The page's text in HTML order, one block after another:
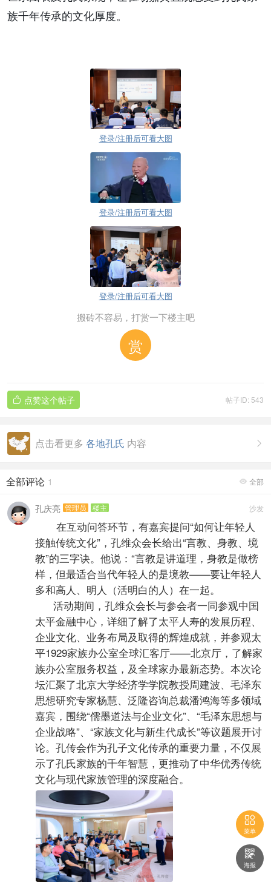
族千年传承的文化厚度。
登录/注册后可看大图
登录/注册后可看大图
登录/注册后可看大图
搬砖不容易，打赏一下楼主吧
赏
帖子ID: 543
 点赞这个帖子

点击看更多 各地孔氏 内容
 全部
全部评论 1
沙发
孔庆亮 管理员 楼主
在互动问答环节，有嘉宾提问“如何让年轻人
接触传统文化”，孔维众会长给出“言教、身教、境
教”的三字诀。他说：“言教是讲道理，身教是做榜
样，但最适合当代年轻人的是境教——要让年轻人
多和高人、明人（活明白的人）在一起。
活动期间，孔维众会长与参会者一同参观中国
太平金融中心，详细了解了太平人寿的发展历程、
企业文化、业务布局及取得的辉煌成就，并参观太
平1929家族办公室全球汇客厅——北京厅，了解家
族办公室服务权益，及全球家办最新态势。本次论
坛汇聚了北京大学经济学学院教授周建波、毛泽东
思想研究专家杨慧、泛隆咨询总裁潘鸿海等多领域
嘉宾，围绕“儒墨道法与企业文化”、“毛泽东思想与
企业战略”、“家族文化与新生代成长”等议题展开讨
论。孔传会作为孔子文化传承的重要力量，不仅展
示了孔氏家族的千年智慧，更推动了中华优秀传统
文化与现代家族管理的深度融合。

菜单

海报